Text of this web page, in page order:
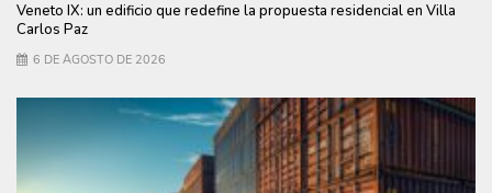
Veneto IX: un edificio que redefine la propuesta residencial en Villa
Carlos Paz
6 DE AGOSTO DE 2026